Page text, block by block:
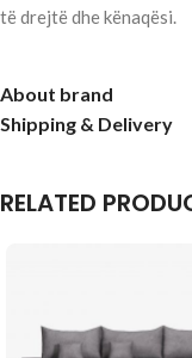
të drejtë dhe kënaqësi.
About brand
Shipping & Delivery
RELATED